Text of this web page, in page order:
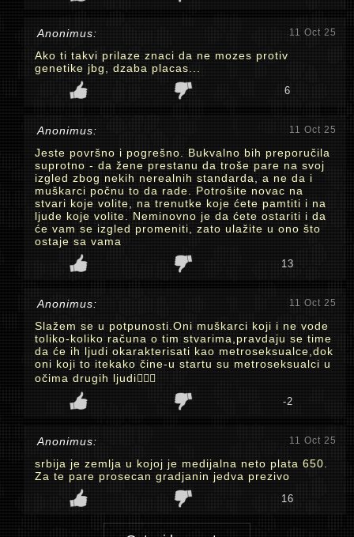
Anonimus: 11 Oct 25
Ako ti takvi prilaze znaci da ne mozes protiv
genetike jbg, dzaba placas...
6
Anonimus: 11 Oct 25
Jeste površno i pogrešno. Bukvalno bih preporučila
suprotno - da žene prestanu da troše pare na svoj
izgled zbog nekih nerealnih standarda, a ne da i
muškarci počnu to da rade. Potrošite novac na
stvari koje volite, na trenutke koje ćete pamtiti i na
ljude koje volite. Neminovno je da ćete ostariti i da
će vam se izgled promeniti, zato ulažite u ono što
ostaje sa vama
13
Anonimus: 11 Oct 25
Slažem se u potpunosti.Oni muškarci koji i ne vode
toliko-koliko računa o tim stvarima,pravdaju se time
da će ih ljudi okarakterisati kao metroseksualce,dok
oni koji to itekako čine-u startu su metroseksualci u
očima drugih ljudi🤷🏼‍♀️
-2
Anonimus: 11 Oct 25
srbija je zemlja u kojoj je medijalna neto plata 650.
Za te pare prosecan gradjanin jedva prezivo
16